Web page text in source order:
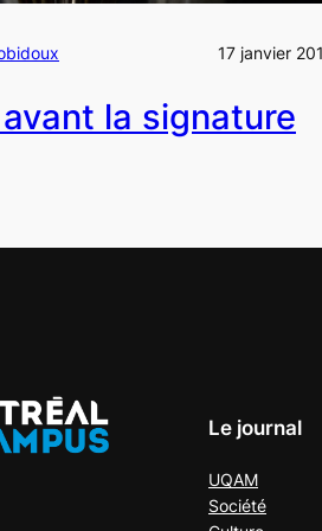
17 janvier
avant la signature
Le journal
UQAM
Société